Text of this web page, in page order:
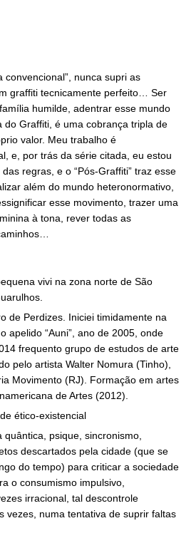
convencional”, nunca supri as
graffiti tecnicamente perfeito… Ser
humilde, adentrar esse mundo
do Graffiti, é uma cobrança tripla de
valor. Meu trabalho é
e, por trás da série citada, eu estou
regras, e o “Pós-Graffiti” traz esse
além do mundo heteronormativo,
esse movimento, trazer uma
à tona, rever todas as
vivi na zona norte de São
de Perdizes. Iniciei timidamente na
apelido “Auni”, ano de 2005, onde
frequento grupo de estudos de arte
pelo artista Walter Nomura (Tinho),
Movimento (RJ). Formação em artes
de Artes (2012).
ético-existencial
psique, sincronismo,
descartados pela cidade (que se
do tempo) para criticar a sociedade
o consumismo impulsivo,
irracional, tal descontrole
vezes, numa tentativa de suprir faltas